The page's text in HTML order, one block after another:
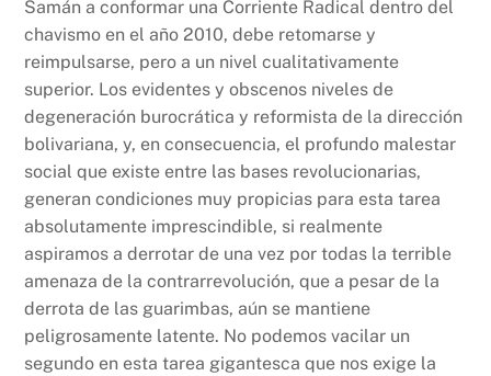
Samán a conformar una Corriente Radical dentro del
chavismo en el año 2010, debe retomarse y
reimpulsarse, pero a un nivel cualitativamente
superior. Los evidentes y obscenos niveles de
degeneración burocrática y reformista de la dirección
bolivariana, y, en consecuencia, el profundo malestar
social que existe entre las bases revolucionarias,
generan condiciones muy propicias para esta tarea
absolutamente imprescindible, si realmente
aspiramos a derrotar de una vez por todas la terrible
amenaza de la contrarrevolución, que a pesar de la
derrota de las guarimbas, aún se mantiene
peligrosamente latente. No podemos vacilar un
segundo en esta tarea gigantesca que nos exige la